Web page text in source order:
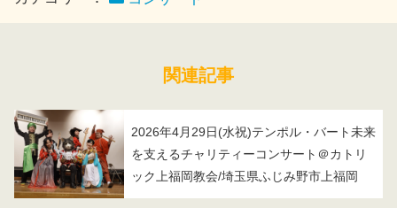
関連記事
2026年4月29日(水祝)テンポル・バート未来
を支えるチャリティーコンサート＠カトリ
ック上福岡教会/埼玉県ふじみ野市上福岡